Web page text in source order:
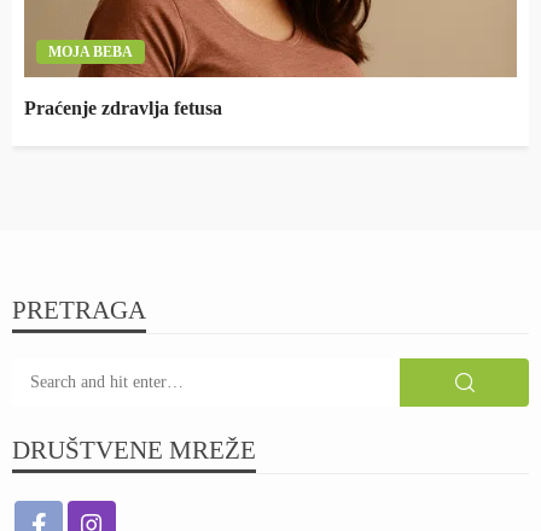
MOJA BEBA
Praćenje zdravlja fetusa
PRETRAGA
DRUŠTVENE MREŽE